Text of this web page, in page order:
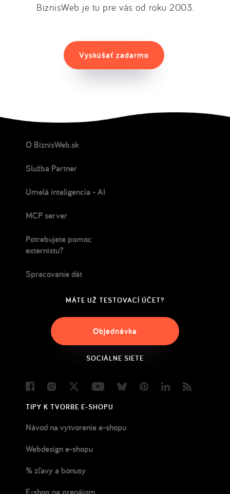
BiznisWeb je tu pre vás od roku 2003.
Vyskúšať zadarmo
O BiznisWeb.sk
Služba Partner
Umelá inteligencia - AI
MCP server
Potrebujete pomoc
externistu?
Spracovanie dát
MÁTE UŽ TESTOVACÍ ÚČET?
Objednávka
SOCIÁLNE SIETE
FacebookInstagram
Twitter YoutubeBlueskyPinterestLinkedIn
TIPY K TVORBE E-SHOPU
Návod na vytvorenie e-shopu
Webdesign e-shopu
% zľavy a bonusy